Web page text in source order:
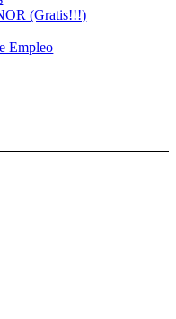
(Gratis!!!)
Empleo